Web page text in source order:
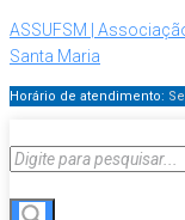
ASSUFSM |
Santa Maria
Horário de atendimento: